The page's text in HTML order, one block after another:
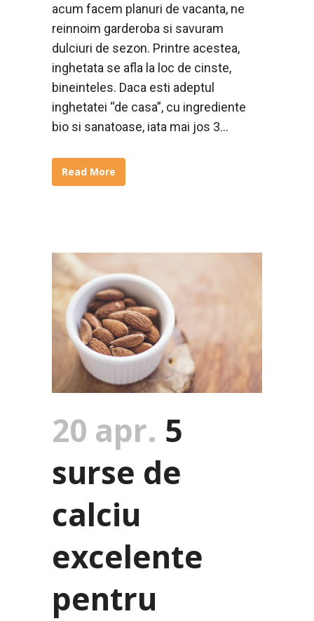
acum facem planuri de vacanta, ne
reinnoim garderoba si savuram
dulciuri de sezon. Printre acestea,
inghetata se afla la loc de cinste,
bineinteles. Daca esti adeptul
inghetatei “de casa”, cu ingrediente
bio si sanatoase, iata mai jos 3...
Read More
20 apr. 5
surse de
calciu
excelente
pentru